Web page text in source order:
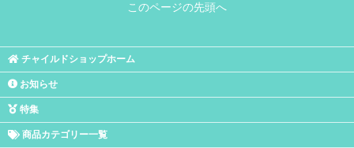
このページの先頭へ
チャイルドショップホーム
お知らせ
特集
商品カテゴリー一覧